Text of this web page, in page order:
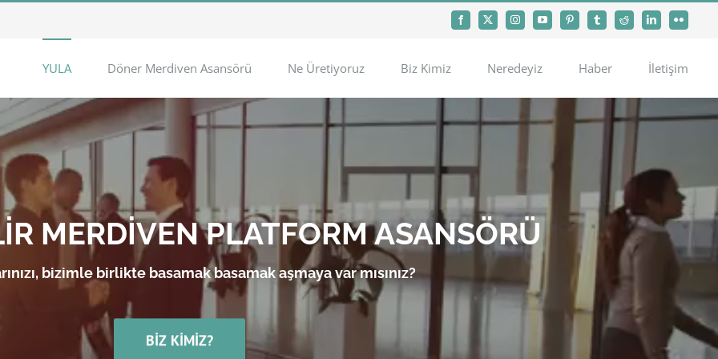
Facebook
X InstagramYouTubePinterestTumblrReddit LinkedInFlickr
YULA Döner Merdiven Asansörü Ne Üretiyoruz Biz Kimiz Neredeyiz Haber İletişim
MERDİVEN PLATFORM ASANSÖRÜ
bizimle birlikte basamak basamak aşmaya var mısınız?
BIZ KIMIZ?